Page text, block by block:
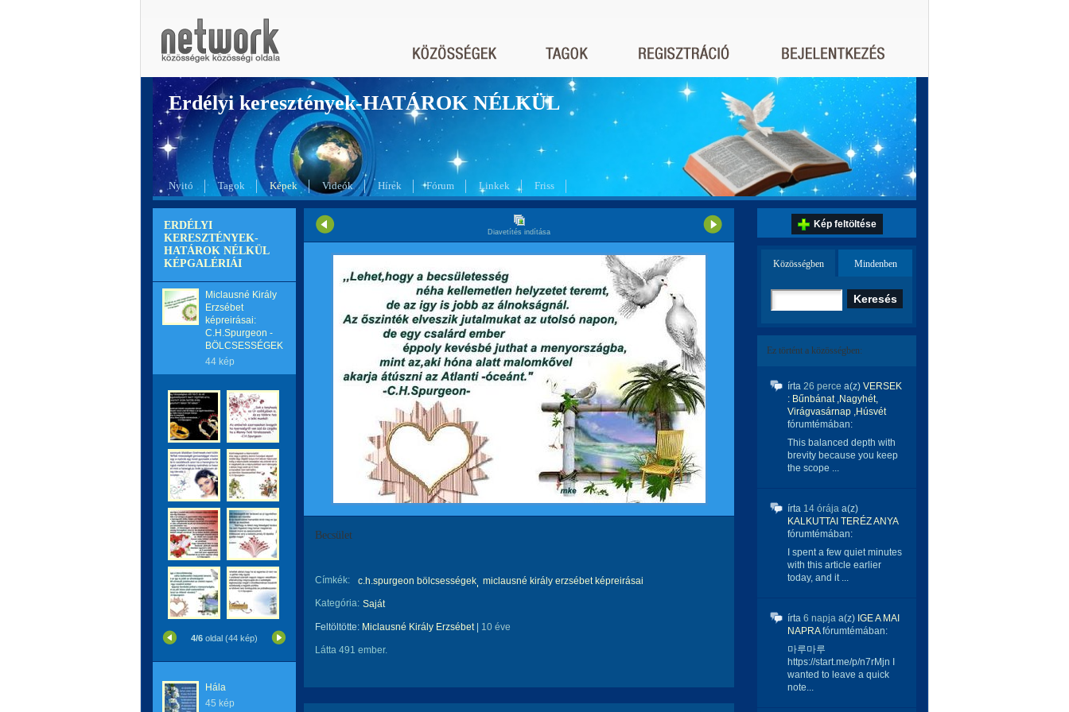
Erdélyi keresztények-HATÁROK NÉLKÜL
Nyitó Tagok Képek Videók Hírek Fórum Linkek Friss
ERDÉLYI
KERESZTÉNYEK-
HATÁROK NÉLKÜL
KÉPGALÉRIÁI
Miclausné Király
Erzsébet
képreirásai:
C.H.Spurgeon -
BÖLCSESSÉGEK
44 kép
4/6 oldal (44 kép)
Hála
45 kép
Diavetítés indítása
Becsület
Címkék: c.h.spurgeon bölcsességek miclausné király erzsébet képreirásai
Kategória: Saját
Feltöltötte: Miclausné Király Erzsébet| 10 éve
Látta 491 ember.
Kép feltöltése
Közösségben Mindenben
Ez történt a közösségben:
írta 26 perce a(z) VERSEK
: Bűnbánat ,Nagyhét,
Virágvasárnap ,Húsvét
fórumtémában:
This balanced depth with
brevity because you keep
the scope ...
írta 14 órája a(z)
KALKUTTAI TERÉZ ANYA
fórumtémában:
I spent a few quiet minutes
with this article earlier
today, and it ...
írta 6 napja a(z) IGE A MAI
NAPRAfórumtémában:
마루마루
https://start.me/p/n7rMjn I
wanted to leave a quick
note...